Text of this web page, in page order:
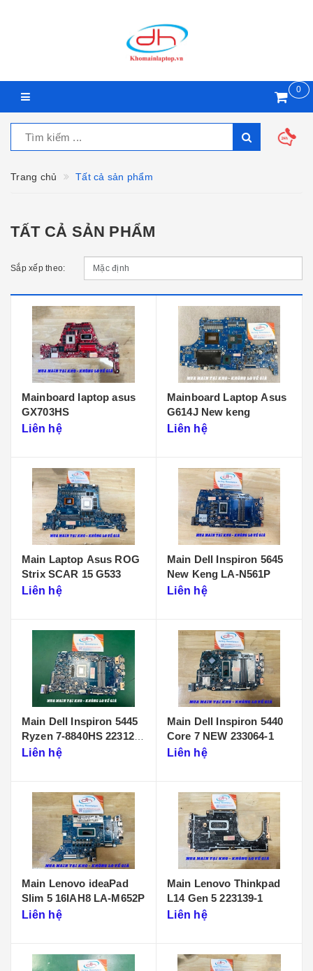
0
Trang chủ Tất cả sản phẩm
TẤT CẢ SẢN PHẨM
Sắp xếp theo:
Mainboard laptop asus
GX703HS
Liên hệ
Mainboard Laptop Asus
G614J New keng
Liên hệ
Main Laptop Asus ROG
Strix SCAR 15 G533
Liên hệ
Main Dell Inspiron 5645
New Keng LA-N561P
Liên hệ
Main Dell Inspiron 5445
Ryzen 7-8840HS 223125-
1Liên hệ
Main Dell Inspiron 5440
Core 7 NEW 233064-1
Liên hệ
Main Lenovo ideaPad
Slim 5 16IAH8 LA-M652P
Liên hệ
Main Lenovo Thinkpad
L14 Gen 5 223139-1
Liên hệ